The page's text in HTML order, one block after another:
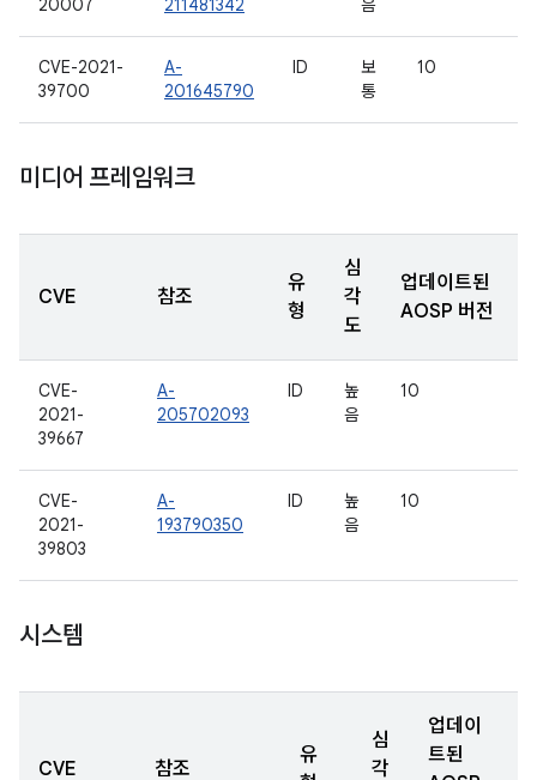
20007
211481342
음
CVE-2021-
39700
A-
201645790
ID
보
통
10
미디어 프레임워크
CVE 참조
유
형
심
각
도
업데이트된
AOSP 버전
CVE-
2021-
39667
A-
205702093
ID
높
음
10
CVE-
2021-
39803
A-
193790350
ID
높
음
10
시스템
CVE 참조
유
심
각
업데이
트된